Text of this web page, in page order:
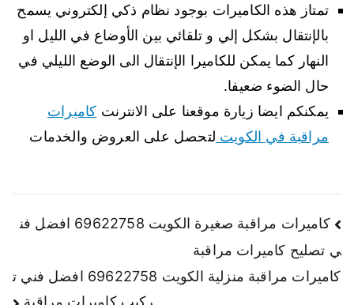
تمتاز هذه الكاميرات بوجود نظام ذكي إلكتروني يسمح
بالإنتقال بشكل إلي و تلقائي بين الأوضاع في الليل او
النهار كما يمكن للكاميرا الإنتقال الى الوضع الليلي في
حال الضوء ضعيفا.
يمكنكم ايضا زيارة موقعنا على الانترنت كاميرات
مراقبة في الكويت لتحصل على العروض والخدمات
كاميرات مراقبة صغيرة الكويت 69622758 افضل فن
ي تصليح كاميرات مراقبة
كاميرات مراقبة منزلية الكويت 69622758 افضل فني ت